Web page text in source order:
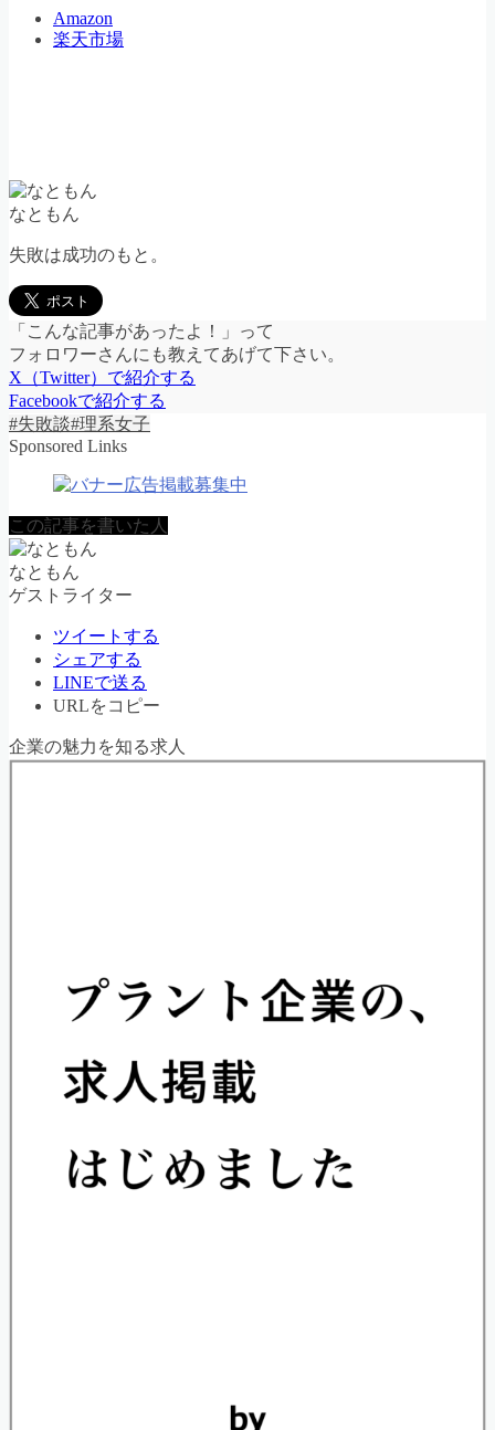
Amazon
楽天市場
なともん
失敗は成功のもと。
「こんな記事があったよ！」って
フォロワーさんにも教えてあげて下さい。
X（Twitter）で紹介する
Facebookで紹介する
#失敗談#理系女子
Sponsored Links
この記事を書いた人
なともん
ゲストライター
ツイートする
シェアする
LINEで送る
URLをコピー
企業の魅力を知る求人